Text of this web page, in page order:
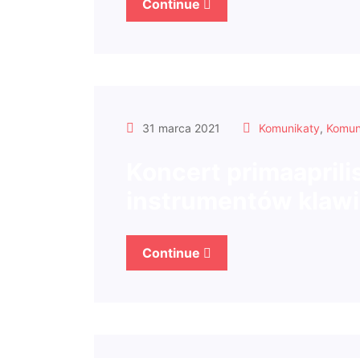
Continue
31 marca 2021 Komunikaty,
Continue